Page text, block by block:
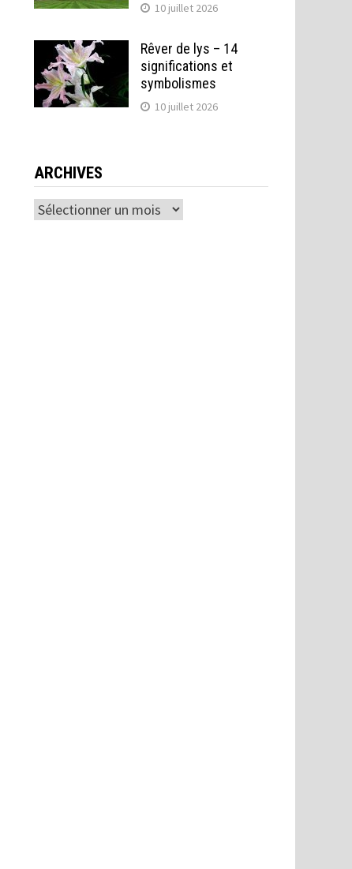
10 juillet 2026
Rêver de lys – 14
significations et
symbolismes
10 juillet 2026
ARCHIVES
Archives